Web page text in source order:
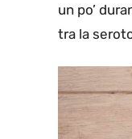
un po’
tra la